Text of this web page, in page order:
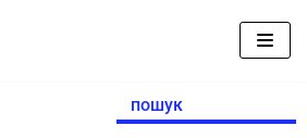
Search
for: